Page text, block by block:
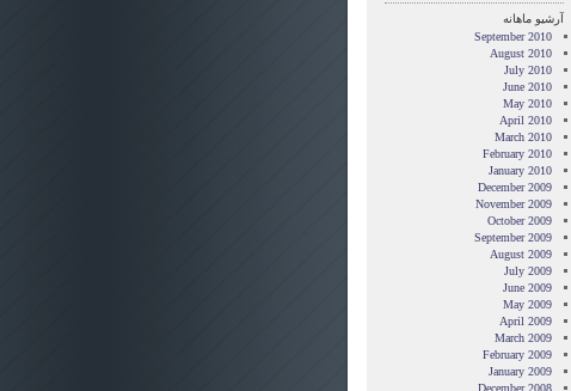
آرشیو ماهانه
September 2010
August 2010
July 2010
June 2010
May 2010
April 2010
March 2010
February 2010
January 2010
December 2009
November 2009
October 2009
September 2009
August 2009
July 2009
June 2009
May 2009
April 2009
March 2009
February 2009
January 2009
December 2008